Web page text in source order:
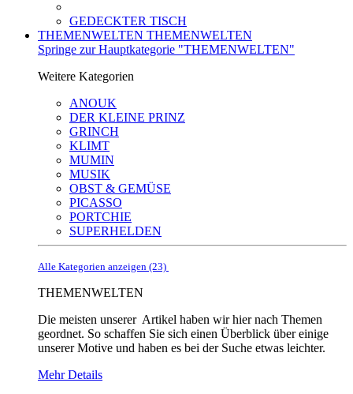
GEDECKTER TISCH
THEMENWELTEN THEMENWELTEN
Springe zur Hauptkategorie "THEMENWELTEN"
Weitere Kategorien
ANOUK
DER KLEINE PRINZ
GRINCH
KLIMT
MUMIN
MUSIK
OBST & GEMÜSE
PICASSO
PORTCHIE
SUPERHELDEN
Alle Kategorien anzeigen (23)
THEMENWELTEN
Die meisten unserer Artikel haben wir hier nach Themen
geordnet. So schaffen Sie sich einen Überblick über einige
unserer Motive und haben es bei der Suche etwas leichter.
Mehr Details